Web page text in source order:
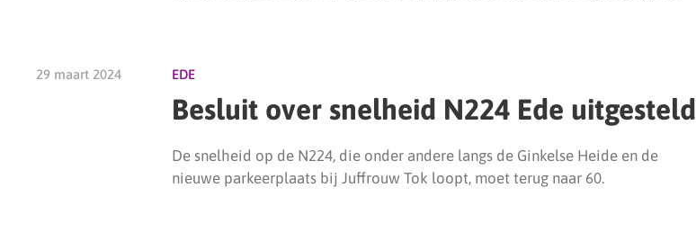
29 maart 2024 EDE
Besluit over snelheid N224 Ede uitgesteld
De snelheid op de N224, die onder andere langs de Ginkelse Heide en de
nieuwe parkeerplaats bij Juffrouw Tok loopt, moet terug naar 60.